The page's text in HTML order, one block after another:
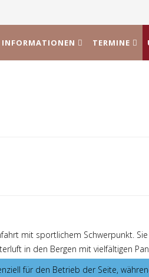
INFORMATIONEN TERMINE
mit sportlichem Schwerpunkt.
in den Bergen mit vielfältigen
Familienbetriebe mit
für den Betrieb der Seite,